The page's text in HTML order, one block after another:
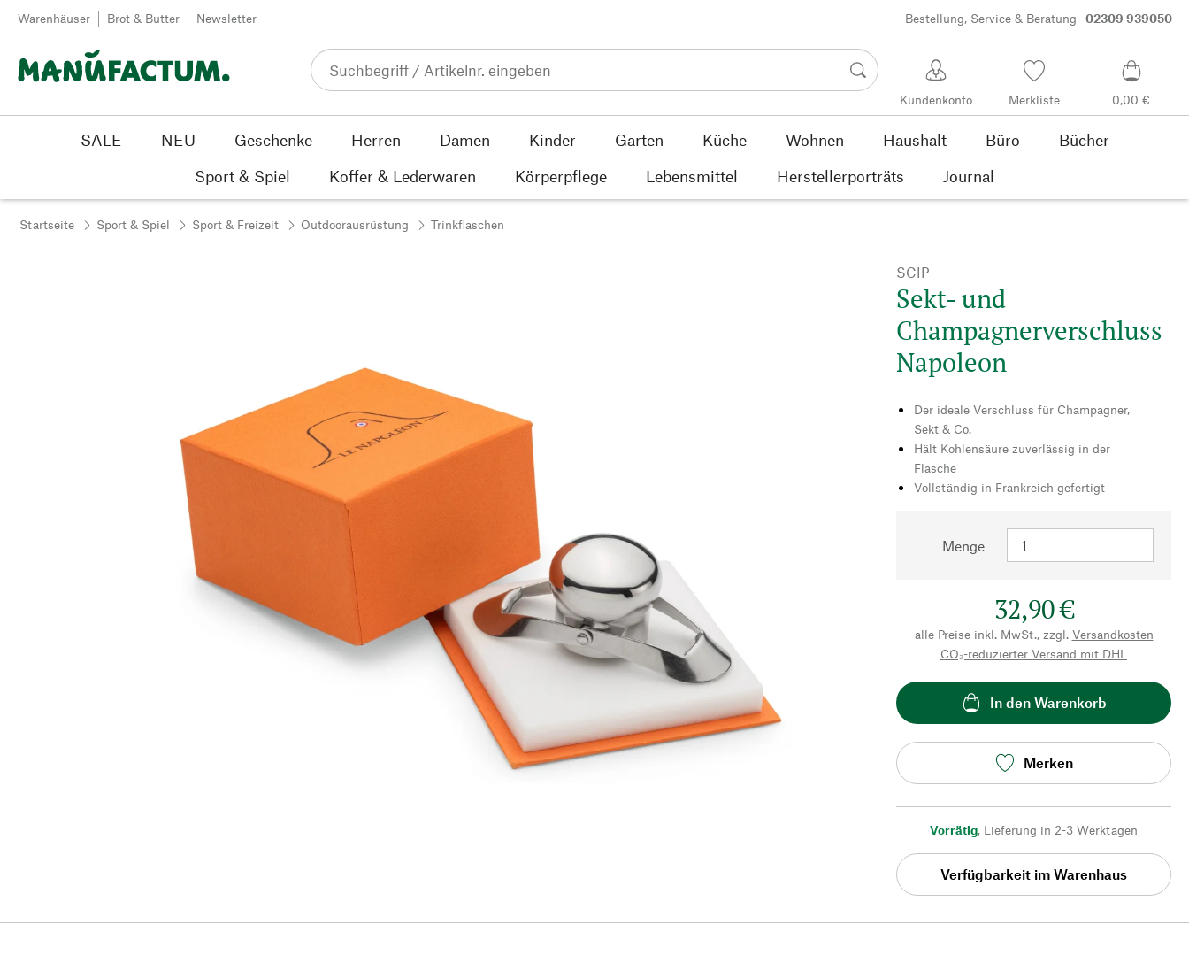
Zum Inhalt springen
Warenhäuser Brot & Butter Newsletter Bestellung, Service & Beratung 02309 939050
Kundenkonto Merkliste 0,00 €
SALE NEU Geschenke Herren Damen Kinder Garten Küche Wohnen Haushalt Büro
Bücher
Sport & Spiel
Koffer & Lederwaren Körperpflege Lebensmittel Herstellerporträts Journal
Startseite Sport & Spiel Sport & Freizeit Outdoorausrüstung Trinkflaschen
SCIP
Sekt- und
Champagnerverschluss
Napoleon
Der ideale Verschluss für Champagner,
Sekt & Co.
Hält Kohlensäure zuverlässig in der
Flasche
Vollständig in Frankreich gefertigt
Menge
32,90 €
alle Preise inkl. MwSt., zzgl. Versandkosten
CO₂-reduzierter Versand mit DHL
In den Warenkorb
Merken
Vorrätig, Lieferung in 2-3 Werktagen
Verfügbarkeit im Warenhaus